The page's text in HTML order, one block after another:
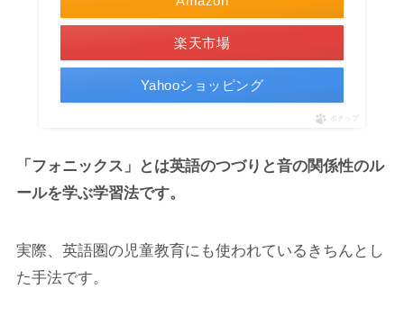
楽天市場
Yahooショッピング
ポチップ
「フォニックス」とは英語のつづりと音の関係性のル
ールを学ぶ学習法です。
実際、英語圏の児童教育にも使われているきちんとし
た手法です。